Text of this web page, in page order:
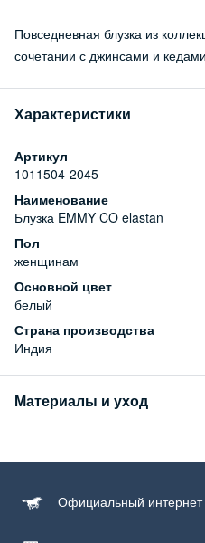
Повседневная блузка из
сочетании с джинсами и
Характеристики
Артикул
1011504-2045
Наименование
Блузка EMMY CO elastan
Пол
женщинам
Основной цвет
белый
Страна производства
Индия
Материалы и уход
98% хлопок, 2% эластан
Официальный